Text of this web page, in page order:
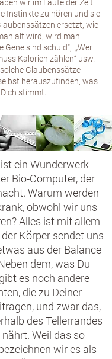
Instinkte zu hören und sie
ersetzt, wie
alt wird, wird man
Gene sind schuld“, „Wer
Kalorien zählen“ usw.
Glaubenssätze
herauszufinden, was
stimmt.
ein Wunderwerk -
Bio-Computer, der
Warum werden
obwohl wir uns
Alles ist mit allem
Körper sendet uns
aus der Balance
dem, was Du
es noch andere
die zu Deiner
und zwar das,
des Tellerrandes
Weil das so
wir es als